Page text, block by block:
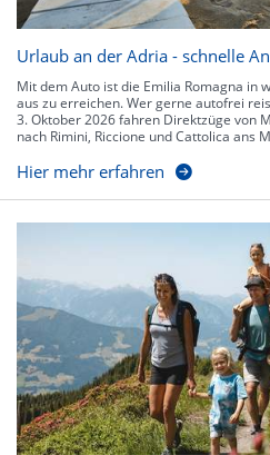
Urlaub an der Adria - schnelle
Mit dem Auto ist die Emilia Romagna in
aus zu erreichen. Wer gerne autofrei
3. Oktober 2026 fahren Direktzüge von
nach Rimini, Riccione und Cattolica ans
Hier mehr erfahren